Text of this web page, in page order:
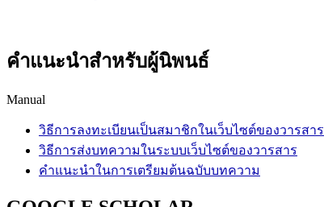
คำแนะนำสำหรับผู้นิพนธ์
Manual
วิธีการลงทะเบียนเป็นสมาชิกในเว็บไซต์ของวารสาร
วิธีการส่งบทความในระบบเว็บไซต์ของวารสาร
คำแนะนำในการเตรียมต้นฉบับบทความ